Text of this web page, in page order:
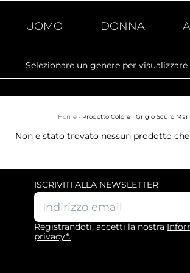
UOMO DONNA
Selezionare un genere per
Home · Prodotto Colore · Grigio Scuro
Non è stato trovato nessun prodotto
ISCRIVITI ALLA NEWSLETTER
Registrandoti, accetti la nostra
privacy*.